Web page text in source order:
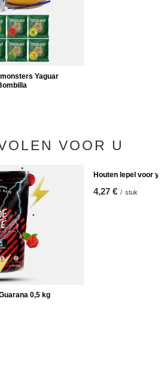
Yaguar
VOOR U
0,5 kg
Houten lepel voor
4,27 € / stuk